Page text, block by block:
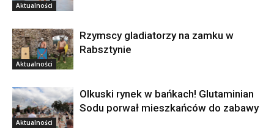
Aktualności
Aktualności
Rzymscy gladiatorzy na zamku w
Rabsztynie
Aktualności
Olkuski rynek w bańkach! Glutaminian
Sodu porwał mieszkańców do zabawy